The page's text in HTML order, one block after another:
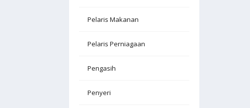
Pelaris Makanan
Pelaris Perniagaan
Pengasih
Penyeri